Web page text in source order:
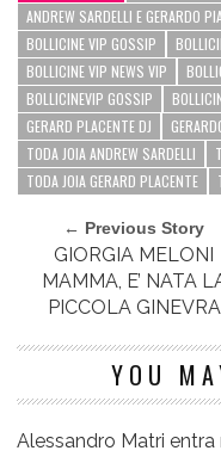
ANDREW SARDELLI E GERARDO
BOLLICINE VIP GOSSIP
BOLLICINE VIP NEWS VIP
BOLLICINEVIP GOSSIP
GERARD PLACENTE DJ
TODA JOIA ANDREW SARDELLI
TODA JOIA GERARD PLACENTE
← Previous Story
GIORGIA MELONI
MAMMA, E’ NATA
PICCOLA GINEVRA
YOU
Alessandro Matri